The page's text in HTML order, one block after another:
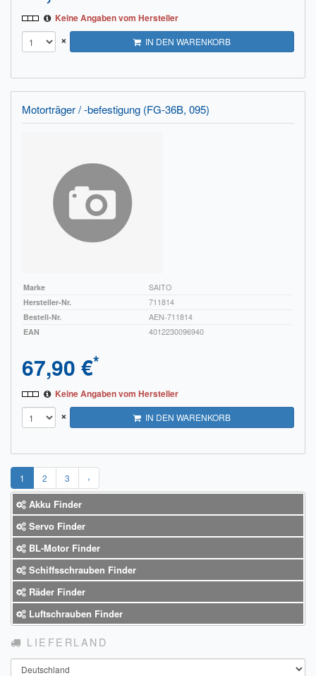
Keine Angaben vom Hersteller
× IN DEN WARENKORB
Motorträger / -befestigung (FG-36B, 095)
Marke
SAITO
Hersteller-Nr.
711814
Bestell-Nr.
AEN-711814
EAN
4012230096940
67,90 €*
Keine Angaben vom Hersteller
× IN DEN WARENKORB
1 2 3 ›
Akku Finder
Servo Finder
BL-Motor Finder
Schiffsschrauben Finder
Räder Finder
Luftschrauben Finder
LIEFERLAND
Land